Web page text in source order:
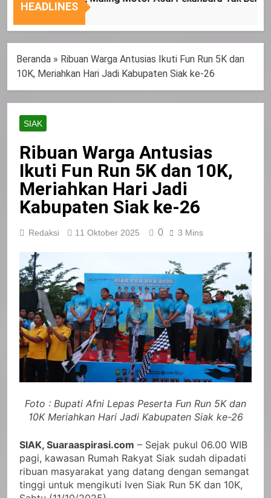
Nasional
Tepat
HEADLINES
Beranda » Ribuan Warga Antusias Ikuti Fun Run 5K dan
10K, Meriahkan Hari Jadi Kabupaten Siak ke-26
SIAK
Ribuan Warga Antusias
Ikuti Fun Run 5K dan 10K,
Meriahkan Hari Jadi
Kabupaten Siak ke-26
Redaksi 11 Oktober 2025 0 3 Mins
Foto : Bupati Afni Lepas Peserta Fun Run 5K dan
10K Meriahkan Hari Jadi Kabupaten Siak ke-26
SIAK, Suaraaspirasi.com – Sejak pukul 06.00 WIB
pagi, kawasan Rumah Rakyat Siak sudah dipadati
ribuan masyarakat yang datang dengan semangat
tinggi untuk mengikuti Iven Siak Run 5K dan 10K,